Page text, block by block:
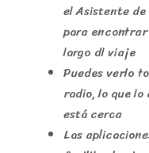
el Asistente
para
largo dl viaje
Puedes verlo
radio, lo que lo
está cerca
Las